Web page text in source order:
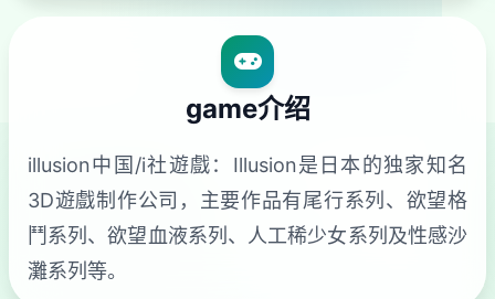
game介绍
illusion中国/i社遊戲：Illusion是日本的独家知名
3D遊戲制作公司，主要作品有尾行系列、欲望格
鬥系列、欲望血液系列、人工稀少女系列及性感沙
灘系列等。